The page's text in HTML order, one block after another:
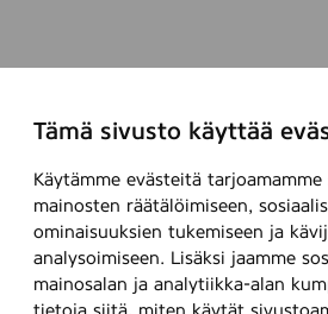
Tämä sivusto käyttää
Käytämme evästeitä tarjoamamme
mainosten räätälöimiseen,
ominaisuuksien tukemiseen ja
analysoimiseen. Lisäksi jaamme
mainosalan ja analytiikka-alan